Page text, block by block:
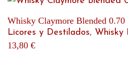
Whisky Claymore Blended 0.70
Licores y Destilados, Whisky
13,80 €